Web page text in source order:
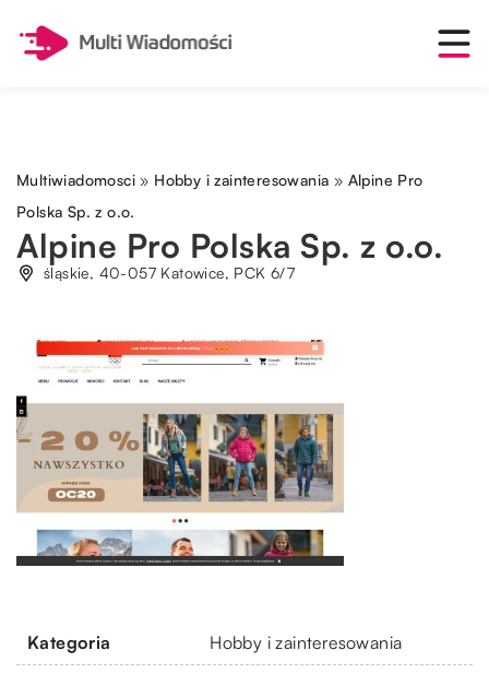
Multiwiadomosci » Hobby i zainteresowania » Alpine Pro
Polska Sp. z o.o.
Alpine Pro Polska Sp. z o.o.
śląskie, 40-057 Katowice, PCK 6/7
Kategoria Hobby i zainteresowania